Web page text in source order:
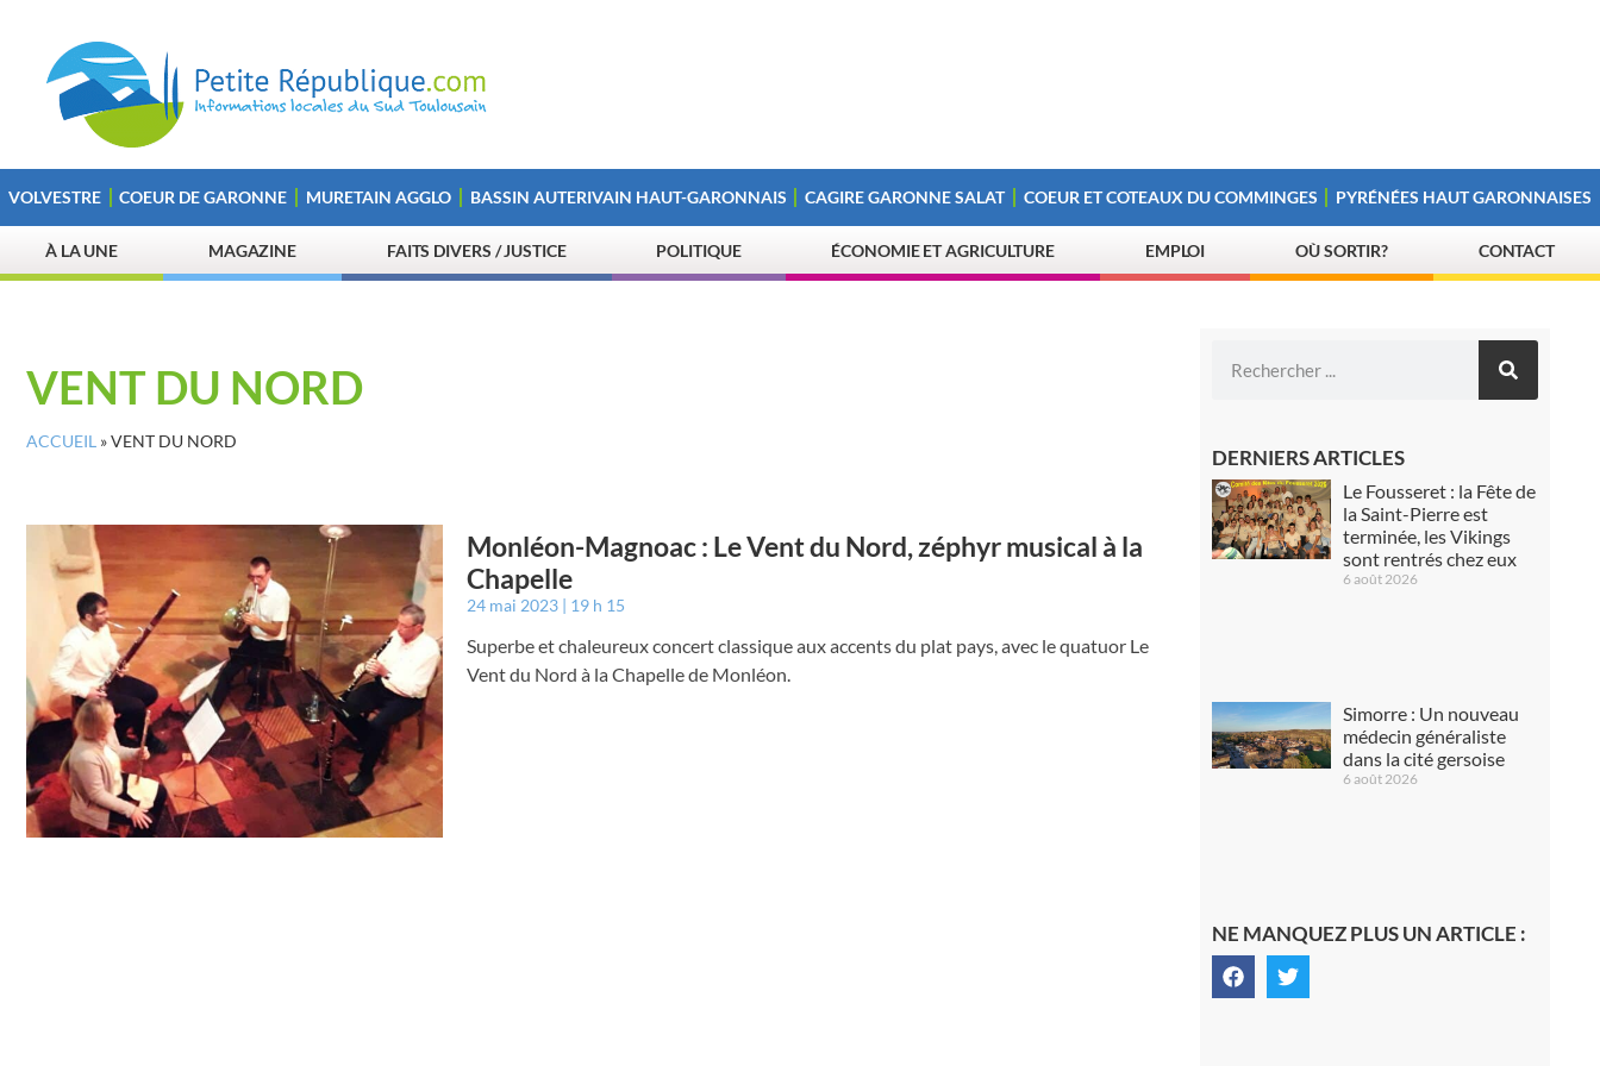
VOLVESTRE COEUR DE GARONNE MURETAIN AGGLO BASSIN AUTERIVAIN HAUT-GARONNAIS CAGIRE GARONNE SALAT COEUR ET COTEAUX DU COMMINGES PYRÉNÉES HAUT GARONNAISES
À LA UNE MAGAZINE FAITS DIVERS / JUSTICE POLITIQUE ÉCONOMIE ET AGRICULTURE EMPLOI OÙ SORTIR? CONTACT
VENT DU NORD
ACCUEIL »VENT DU NORD
Monléon-Magnoac : Le Vent du Nord, zéphyr musical à la
Chapelle
24 mai 2023 19 h 15
Superbe et chaleureux concert classique aux accents du plat pays, avec le quatuor Le
Vent du Nord à la Chapelle de Monléon.
DERNIERS ARTICLES
Le Fousseret : la Fête de
la Saint-Pierre est
terminée, les Vikings
sont rentrés chez eux
6 août 2026
Simorre : Un nouveau
médecin généraliste
dans la cité gersoise
6 août 2026
NE MANQUEZ PLUS UN ARTICLE :